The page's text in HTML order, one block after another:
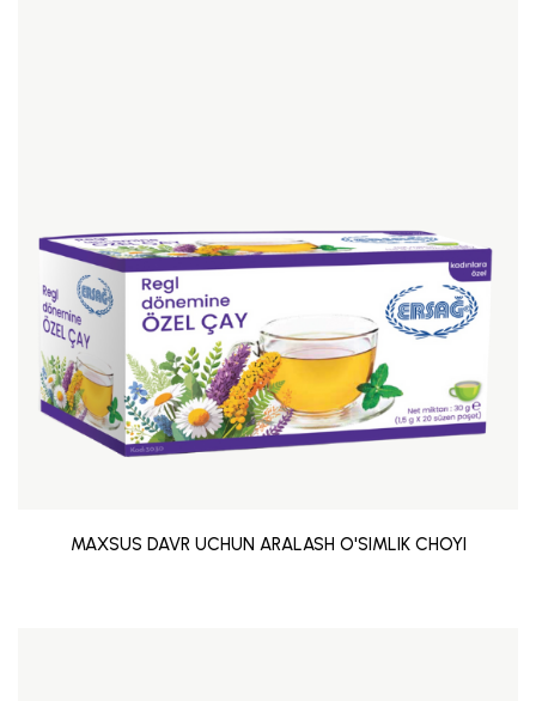
MAXSUS DAVR UCHUN ARALASH O'SIMLIK CHOYI